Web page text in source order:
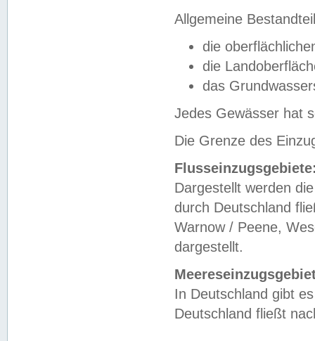
Allgemeine
die
die
das
Jedes Gewässer hat
Die Grenze des
Dargestellt werden
durch Deutschland
Warnow / Peene,
dargestellt.
In Deutschland gibt
Deutschland fließt